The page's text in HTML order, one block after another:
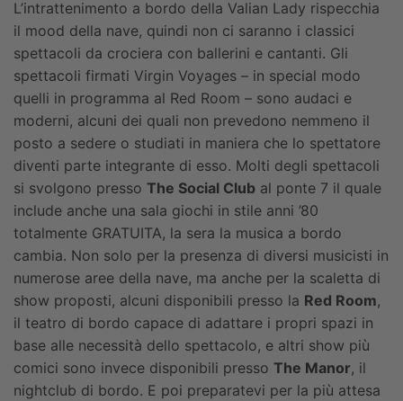
L’intrattenimento a bordo della Valian Lady rispecchia
il mood della nave, quindi non ci saranno i classici
spettacoli da crociera con ballerini e cantanti. Gli
spettacoli firmati Virgin Voyages – in special modo
quelli in programma al Red Room – sono audaci e
moderni, alcuni dei quali non prevedono nemmeno il
posto a sedere o studiati in maniera che lo spettatore
diventi parte integrante di esso. Molti degli spettacoli
si svolgono presso The Social Club al ponte 7 il quale
include anche una sala giochi in stile anni ’80
totalmente GRATUITA, la sera la musica a bordo
cambia. Non solo per la presenza di diversi musicisti in
numerose aree della nave, ma anche per la scaletta di
show proposti, alcuni disponibili presso la Red Room,
il teatro di bordo capace di adattare i propri spazi in
base alle necessità dello spettacolo, e altri show più
comici sono invece disponibili presso The Manor, il
nightclub di bordo. E poi preparatevi per la più attesa